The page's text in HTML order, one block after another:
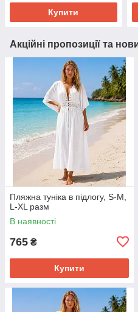
Купити
Акційні пропозиції та
Пляжна туніка в підлогу, S-M,
L-XL разм
В наявності
765 ₴
Купити